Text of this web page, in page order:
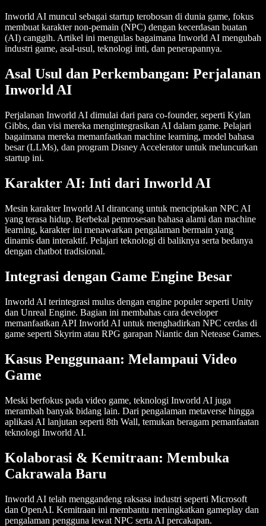
Inworld AI muncul sebagai startup terobosan di dunia game, fokus
membuat karakter non-pemain (NPC) dengan kecerdasan buatan
(AI) canggih. Artikel ini mengulas bagaimana Inworld AI mengubah
industri game, asal-usul, teknologi inti, dan penerapannya.
Asal Usul dan Perkembangan: Perjalanan
Inworld AI
Perjalanan Inworld AI dimulai dari para co-founder, seperti Kylan
Gibbs, dan visi mereka mengintegrasikan AI dalam game. Pelajari
bagaimana mereka memanfaatkan machine learning, model bahasa
besar (LLMs), dan program Disney Accelerator untuk meluncurkan
startup ini.
Karakter AI: Inti dari Inworld AI
Mesin karakter Inworld AI dirancang untuk menciptakan NPC AI
yang terasa hidup. Berbekal pemrosesan bahasa alami dan machine
learning, karakter ini menawarkan pengalaman bermain yang
dinamis dan interaktif. Pelajari teknologi di baliknya serta bedanya
dengan chatbot tradisional.
Integrasi dengan Game Engine Besar
Inworld AI terintegrasi mulus dengan engine populer seperti Unity
dan Unreal Engine. Bagian ini membahas cara developer
memanfaatkan API Inworld AI untuk menghadirkan NPC cerdas di
game seperti Skyrim atau RPG garapan Niantic dan Netease Games.
Kasus Penggunaan: Melampaui Video
Game
Meski berfokus pada video game, teknologi Inworld AI juga
merambah banyak bidang lain. Dari pengalaman metaverse hingga
aplikasi AI lanjutan seperti 8th Wall, temukan beragam pemanfaatan
teknologi Inworld AI.
Kolaborasi & Kemitraan: Membuka
Cakrawala Baru
Inworld AI telah menggandeng raksasa industri seperti Microsoft
dan OpenAI. Kemitraan ini membantu meningkatkan gameplay dan
pengalaman pengguna lewat NPC serta AI percakapan.